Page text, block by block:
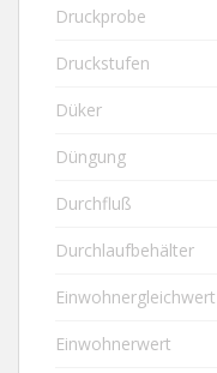
Druckprobe
Druckstufen
Düker
Düngung
Durchfluß
Durchlaufbehälter
Einwohnergleichwert
Einwohnerwert